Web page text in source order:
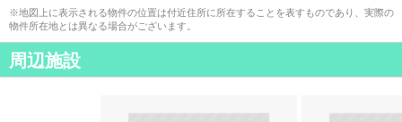
※地図上に表示される物件の位置は付近住所に所在することを表すものであり、実際の
物件所在地とは異なる場合がございます。
周辺施設